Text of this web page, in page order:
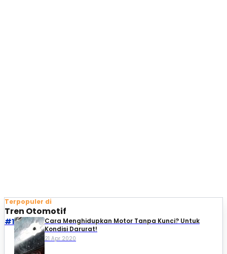
Terpopuler di
Tren Otomotif
#1
Cara Menghidupkan Motor Tanpa Kunci? Untuk
Kondisi Darurat!
21 Apr 2020